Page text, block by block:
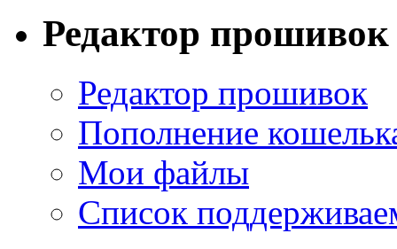
Редактор прошивок
Редактор прошивок
Пополнение
Мои файлы
Список